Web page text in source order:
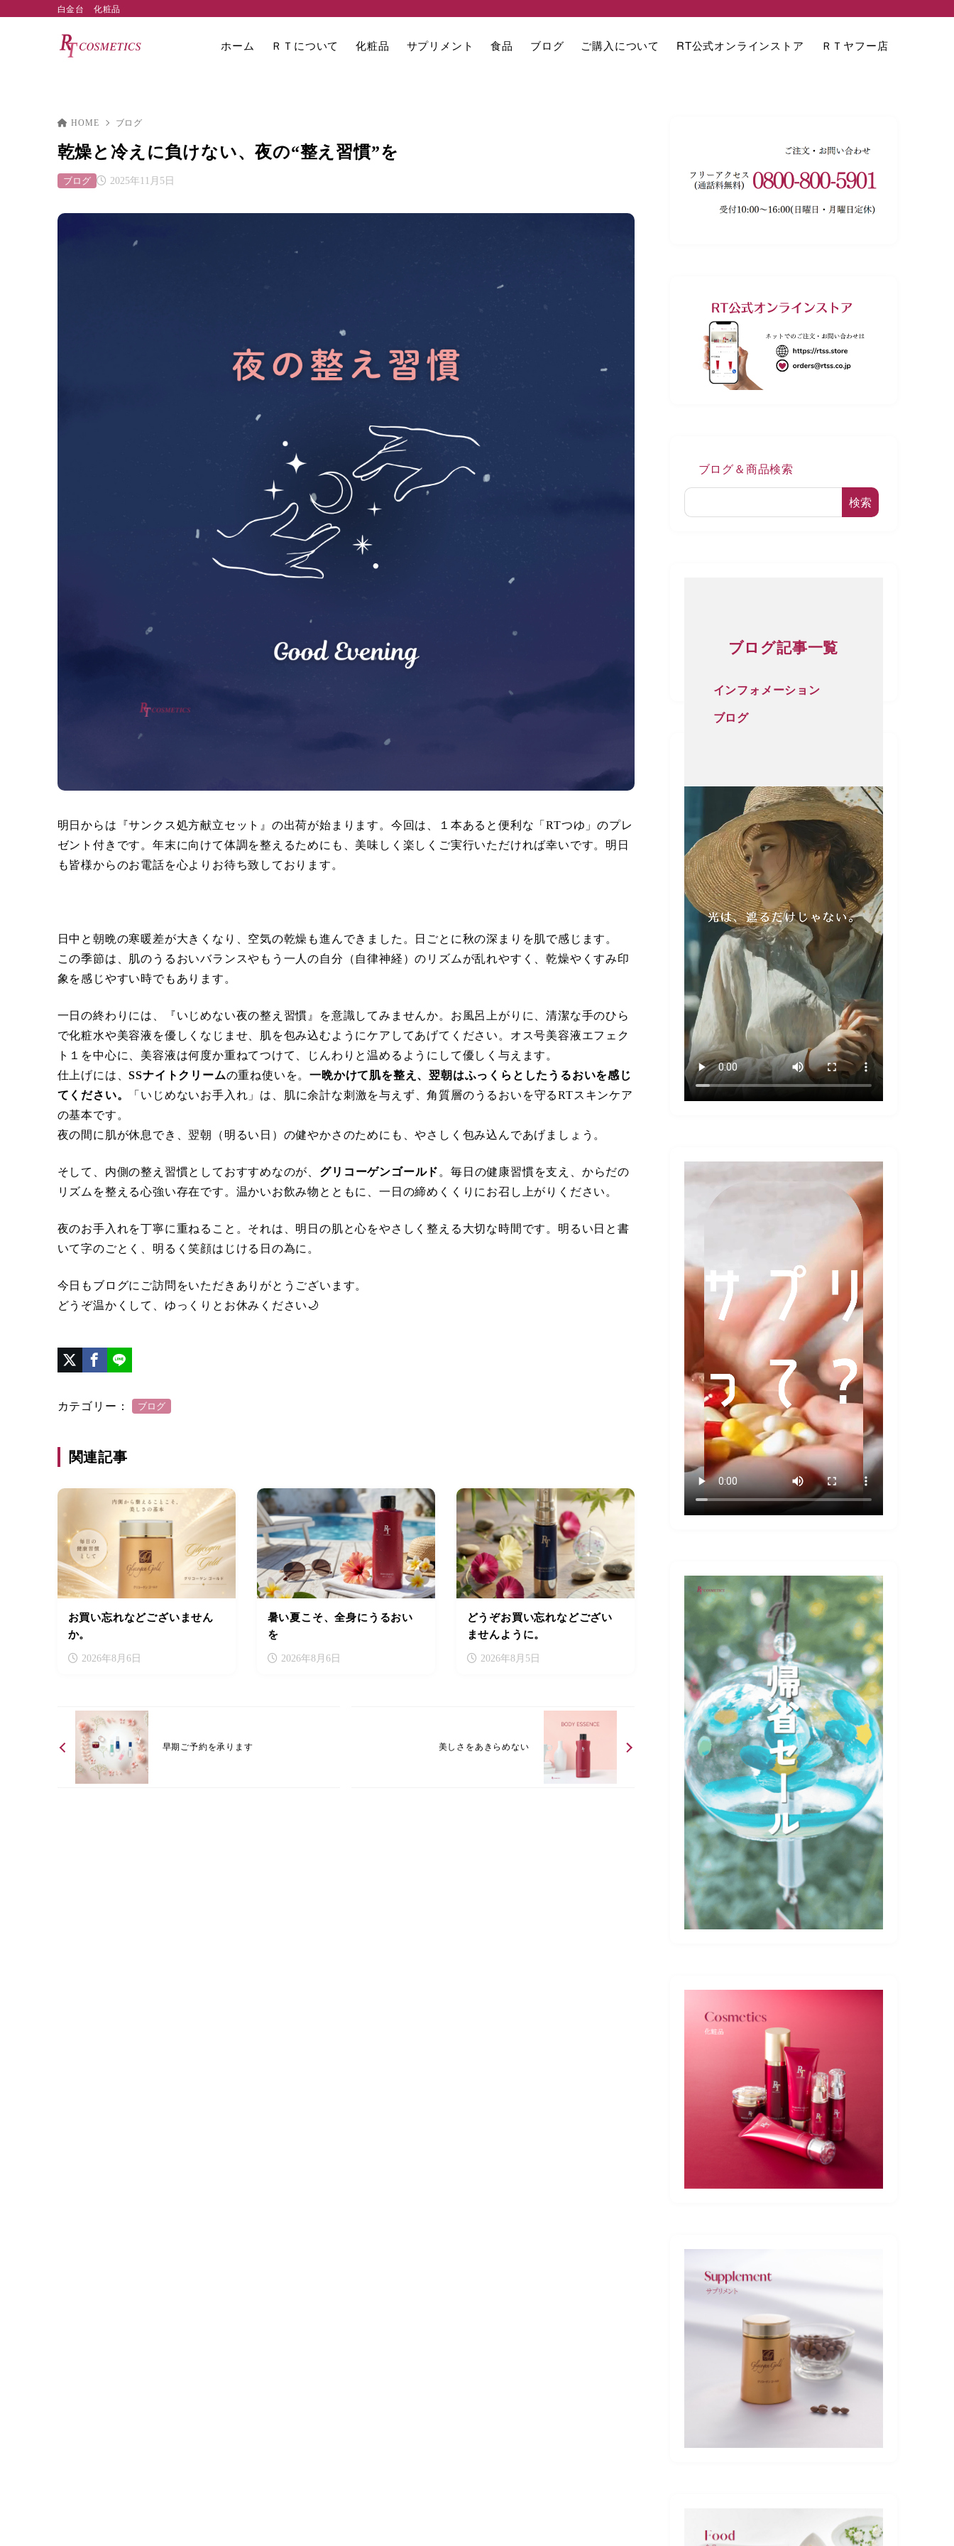
白金台 化粧品
ホーム ＲＴについて 化粧品 サプリメント 食品 ブログ ご購入について RT公式オンラインストア ＲＴヤフー店
HOME ブログ
乾燥と冷えに負けない、夜の“整え習慣”を
2025年11月5日
ブログ
明日からは『サンクス処方献立セット』の出荷が始まります。今回は、１本あると便利な「RTつゆ」のプレ
ゼント付きです。年末に向けて体調を整えるためにも、美味しく楽しくご実行いただければ幸いです。明日
も皆様からのお電話を心よりお待ち致しております。
日中と朝晩の寒暖差が大きくなり、空気の乾燥も進んできました。日ごとに秋の深まりを肌で感じます。
この季節は、肌のうるおいバランスやもう一人の自分（自律神経）のリズムが乱れやすく、乾燥やくすみ印
象を感じやすい時でもあります。
一日の終わりには、『いじめない夜の整え習慣』を意識してみませんか。お風呂上がりに、清潔な手のひら
で化粧水や美容液を優しくなじませ、肌を包み込むようにケアしてあげてください。オス号美容液エフェク
ト１を中心に、美容液は何度か重ねてつけて、じんわりと温めるようにして優しく与えます。
仕上げには、SSナイトクリームの重ね使いを。一晩かけて肌を整え、翌朝はふっくらとしたうるおいを感じ
てください。
「いじめないお手入れ」は、肌に余計な刺激を与えず、角質層のうるおいを守るRTスキンケア
の基本です。
夜の間に肌が休息でき、翌朝（明るい日）の健やかさのためにも、やさしく包み込んであげましょう。
そして、内側の整え習慣としておすすめなのが、 グリコーゲンゴールド 。毎日の健康習慣を支え、からだの
リズムを整える心強い存在です。温かいお飲み物とともに、一日の締めくくりにお召し上がりください。
夜のお手入れを丁寧に重ねること。それは、明日の肌と心をやさしく整える大切な時間です。明るい日と書
いて字のごとく、明るく笑顔はじける日の為に。
今日もブログにご訪問をいただきありがとうございます。
どうぞ温かくして、ゆっくりとお休みください🌙
カテゴリー： ブログ
関連記事
お買い忘れなどございません
か。
2026年8月6日
暑い夏こそ、全身にうるおい
を
2026年8月6日
どうぞお買い忘れなどござい
ませんように。
2026年8月5日
早期ご予約を承ります 美しさをあきらめない
ブログ＆商品検索
検索
ブログ記事一覧
インフォメーション
ブログ